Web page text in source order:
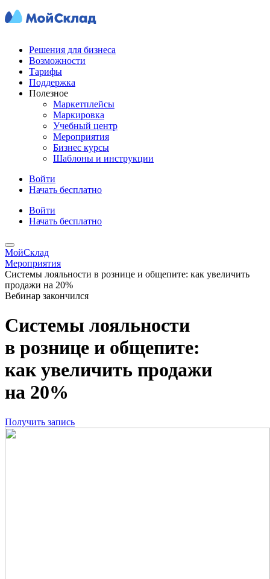
Решения для бизнеса
Возможности
Тарифы
Поддержка
Полезное
Маркетплейсы
Маркировка
Учебный центр
Мероприятия
Бизнес курсы
Шаблоны и инструкции
Войти
Начать бесплатно
Войти
Начать бесплатно
МойСклад
Мероприятия
Системы лояльности в рознице и общепите: как увеличить
продажи на 20%
Вебинар закончился
Системы лояльности
в рознице и общепите:
как увеличить продажи
на 20%
Получить запись